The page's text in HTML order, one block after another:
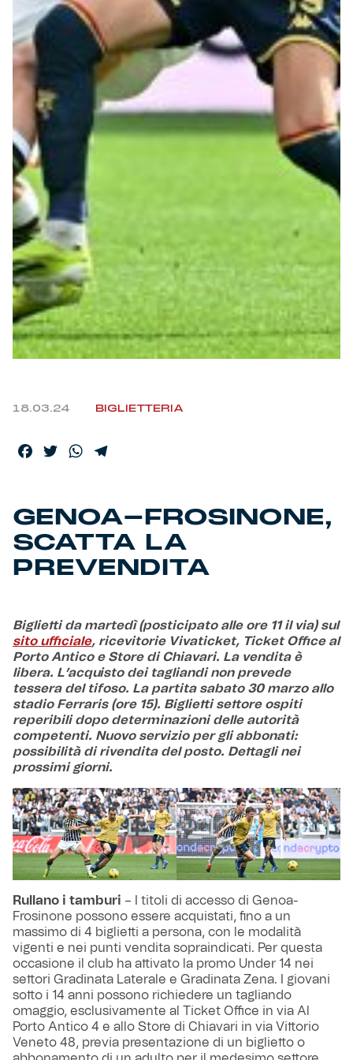
Robe di Kappa x Genoa
Vintage Collection
Red&Blue Voices
Kids
Accessori
Party
Outlet
Caffè Boasi x Genoa
Fortissimo batte il mio cuor
18.03.24 BIGLIETTERIA
Facebook
TwitterWhatsApp
GENOA-FROSINONE,
SCATTA LA
PREVENDITA
Biglietti da martedì (posticipato alle ore 11 il via) sul
sito ufficiale, ricevitorie Vivaticket, Ticket Office al
Porto Antico e Store di Chiavari. La vendita è
libera. L’acquisto dei tagliandi non prevede
tessera del tifoso. La partita sabato 30 marzo allo
stadio Ferraris (ore 15). Biglietti settore ospiti
reperibili dopo determinazioni delle autorità
competenti. Nuovo servizio per gli abbonati:
possibilità di rivendita del posto. Dettagli nei
prossimi giorni.
Rullano i tamburi – I titoli di accesso di Genoa-
Frosinone possono essere acquistati, fino a un
massimo di 4 biglietti a persona, con le modalità
vigenti e nei punti vendita sopraindicati. Per questa
occasione il club ha attivato la promo Under 14 nei
settori Gradinata Laterale e Gradinata Zena. I giovani
sotto i 14 anni possono richiedere un tagliando
omaggio, esclusivamente al Ticket Office in via Al
Porto Antico 4 e allo Store di Chiavari in via Vittorio
Veneto 48, previa presentazione di un biglietto o